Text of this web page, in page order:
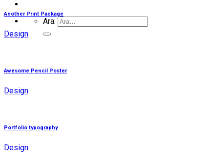
Ara:
Another Print Package
Design
Awesome Pencil Poster
Design
Portfolio typography
Design